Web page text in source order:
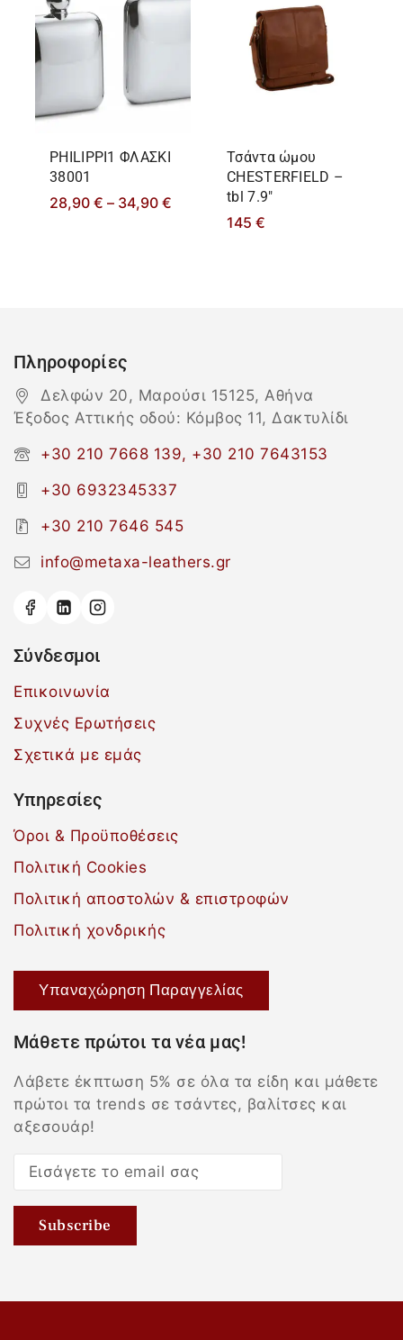
PHILIPPΙ1 ΦΛΑΣΚΙ
38001
28,90 € – 34,90 €
Τσάντα ώμου
CHESTERFIELD –
tbl 7.9″
145 €
Πληροφορίες
Δελφών 20, Μαρούσι 15125, Αθήνα
Έξοδος Αττικής οδού: Κόμβος 11, Δακτυλίδι
+30 210 7668 139, +30 210 7643153
+30 6932345337
+30 210 7646 545
info@metaxa-leathers.gr
Σύνδεσμοι
Επικοινωνία
Συχνές Ερωτήσεις
Σχετικά με εμάς
Υπηρεσίες
Όροι & Προϋποθέσεις
Πολιτική Cookies
Πολιτική αποστολών & επιστροφών
Πολιτική χονδρικής
Υπαναχώρηση Παραγγελίας
Μάθετε πρώτοι τα νέα μας!
Λάβετε έκπτωση 5% σε όλα τα είδη και μάθετε
πρώτοι τα trends σε τσάντες, βαλίτσες και
αξεσουάρ!